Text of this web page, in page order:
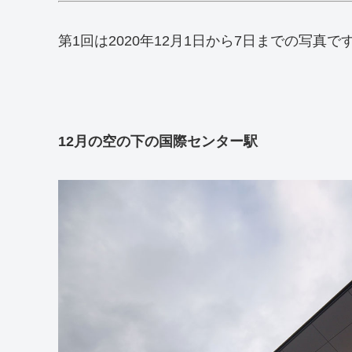
第1回は2020年12月1日から7日までの写真で
12月の空の下の国際センター駅